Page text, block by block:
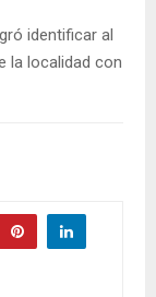
identificar al
la localidad con